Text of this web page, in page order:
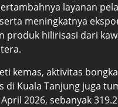
layanan
meningkatnya
produk hilirisasi dari
kemas, aktivitas
di Kuala Tanjung juga
2026, sebanyak